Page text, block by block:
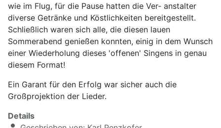
wie im Flug, für die Pause hatten die Ver- anstalter
diverse Getränke und Köstlichkeiten bereitgestellt.
Schließlich waren sich alle, die diesen lauen
Sommerabend genießen konnten, einig in dem Wunsch
einer Wiederholung dieses 'offenen' Singens in genau
diesem Format!
Ein Garant für den Erfolg war sicher auch die
Großprojektion der Lieder.
Details